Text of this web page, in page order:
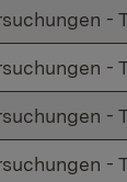
-
-
-
-